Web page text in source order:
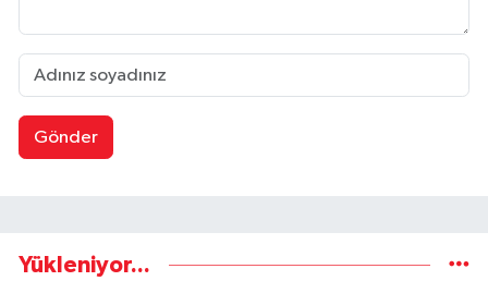
Gönder
Yükleniyor...